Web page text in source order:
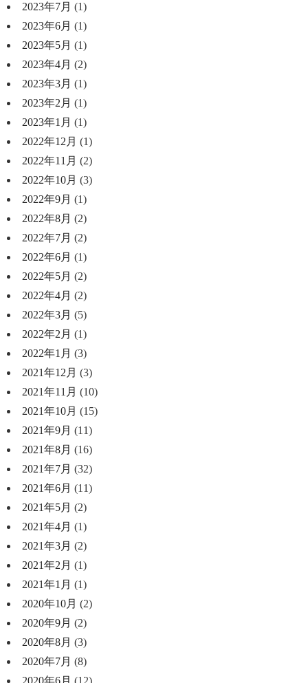
2023年7月 (1)
2023年6月 (1)
2023年5月 (1)
2023年4月 (2)
2023年3月 (1)
2023年2月 (1)
2023年1月 (1)
2022年12月 (1)
2022年11月 (2)
2022年10月 (3)
2022年9月 (1)
2022年8月 (2)
2022年7月 (2)
2022年6月 (1)
2022年5月 (2)
2022年4月 (2)
2022年3月 (5)
2022年2月 (1)
2022年1月 (3)
2021年12月 (3)
2021年11月 (10)
2021年10月 (15)
2021年9月 (11)
2021年8月 (16)
2021年7月 (32)
2021年6月 (11)
2021年5月 (2)
2021年4月 (1)
2021年3月 (2)
2021年2月 (1)
2021年1月 (1)
2020年10月 (2)
2020年9月 (2)
2020年8月 (3)
2020年7月 (8)
2020年6月 (12)